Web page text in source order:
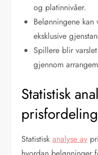
og platinnivåer.
Belønningene
eksklusive
Spillere blir
gjennom
Statistisk
prisfordeling
Statistiskanalyse av